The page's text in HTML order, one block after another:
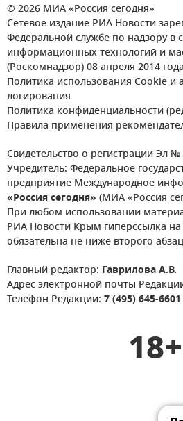
© 2026 МИА «Россия сегодня»
Сетевое издание РИА Новости
Федеральной службе по надзору в
информационных технологий и
(Роскомнадзор) 08 апреля 2014
Политика использования Cookie и
логирования
Политика конфиденциальности
Правила применения
Свидетельство о регистрации Эл
Учредитель: Федеральное
предприятие Международное
«Россия сегодня» (МИА «Россия
При любом использовании
РИА Новости Крым гиперссылка
обязательна не ниже второго
Главный редактор: Гаврилова А.В.
Адрес электронной почты
Телефон Редакции: 7 (495) 645-6601
18+